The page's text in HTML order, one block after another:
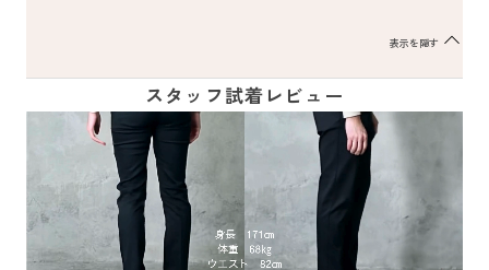
表示を隠す
スタッフ試着レビュー